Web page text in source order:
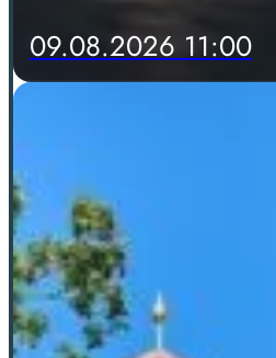
09.08.2026 11:00